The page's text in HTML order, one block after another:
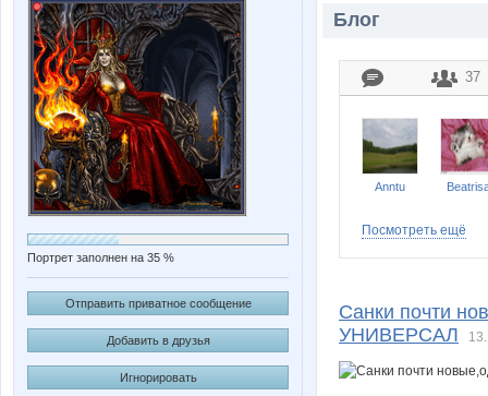
Портрет заполнен на 35 %
Отправить приватное сообщение
Добавить в друзья
Игнорировать
Блог
37
Anntu
dsxn
Посмотреть ещё
Санки почти
УНИВЕРСАЛ